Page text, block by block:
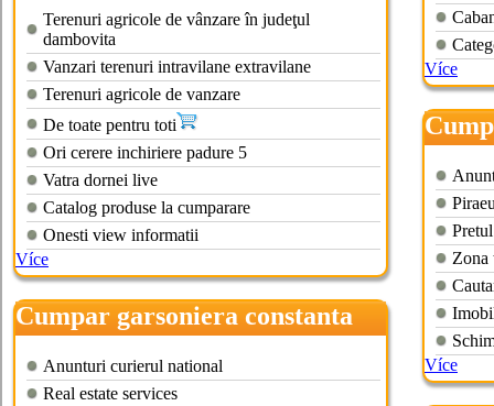
Terenuri agricole de vânzare în judeţul
dambovita
Vanzari terenuri intravilane extravilane
Terenuri agricole de vanzare
De toate pentru toti
Ori cerere inchiriere padure 5
Vatra dornei live
Catalog produse la cumparare
Onesti view informatii
Více
Cumpar garsoniera constanta
tomis nord
Anunturi curierul national
Real estate services
Více
Zona
Více